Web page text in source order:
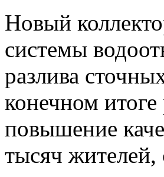
Новый
системы
разлива
конечном итоге
повышение
тысяч